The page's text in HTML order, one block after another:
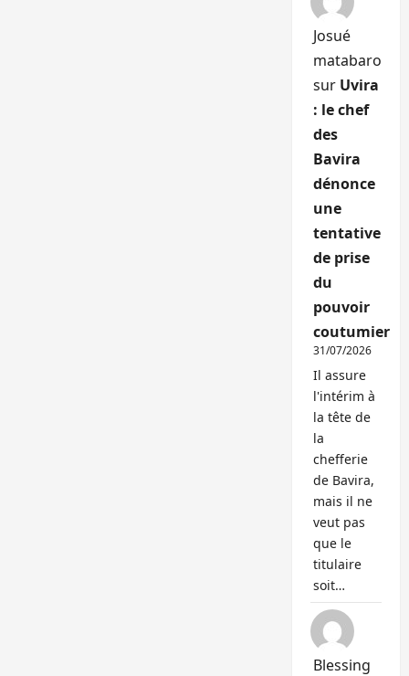
Josué
matabaro
sur Uvira
: le chef
des
Bavira
dénonce
une
tentative
de prise
du
pouvoir
coutumier
31/07/2026
Il assure
l'intérim à
la tête de
la
chefferie
de Bavira,
mais il ne
veut pas
que le
titulaire
soit…
Blessing